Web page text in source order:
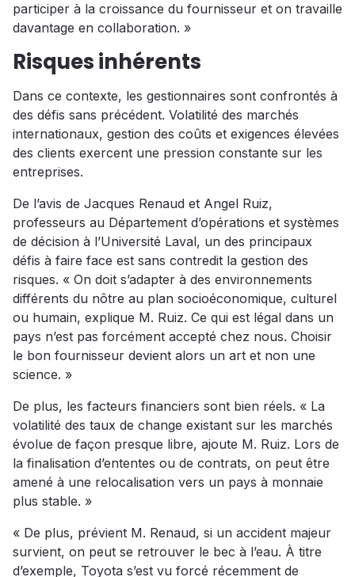
participer à la croissance du fournisseur et on travaille
davantage en collaboration. »
Risques inhérents
Dans ce contexte, les gestionnaires sont confrontés à
des défis sans précédent. Volatilité des marchés
internationaux, gestion des coûts et exigences élevées
des clients exercent une pression constante sur les
entreprises.
De l’avis de Jacques Renaud et Angel Ruiz,
professeurs au Département d’opérations et systèmes
de décision à l’Université Laval, un des principaux
défis à faire face est sans contredit la gestion des
risques. « On doit s’adapter à des environnements
différents du nôtre au plan socioéconomique, culturel
ou humain, explique M. Ruiz. Ce qui est légal dans un
pays n’est pas forcément accepté chez nous. Choisir
le bon fournisseur devient alors un art et non une
science. »
De plus, les facteurs financiers sont bien réels. « La
volatilité des taux de change existant sur les marchés
évolue de façon presque libre, ajoute M. Ruiz. Lors de
la finalisation d’ententes ou de contrats, on peut être
amené à une relocalisation vers un pays à monnaie
plus stable. »
« De plus, prévient M. Renaud, si un accident majeur
survient, on peut se retrouver le bec à l’eau. À titre
d’exemple, Toyota s’est vu forcé récemment de